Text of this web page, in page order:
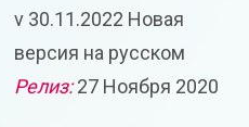
v 30.11.2022 Новая
версия на русском
Релиз:27 Ноября 2020